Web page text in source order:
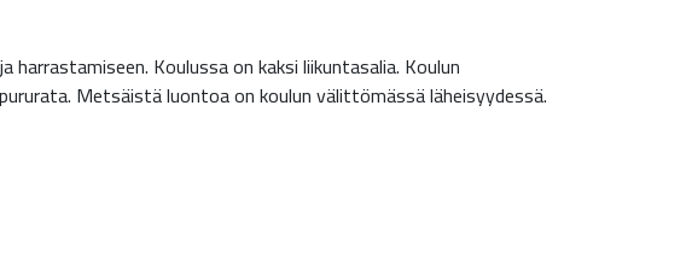
Koulussa on kaksi liikuntasalia. Koulun
Metsäistä luontoa on koulun välittömässä läheisyydessä.